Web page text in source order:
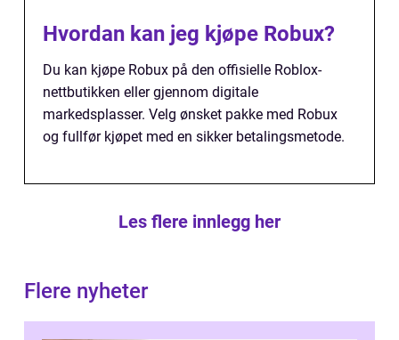
Hvordan kan jeg kjøpe Robux?
Du kan kjøpe Robux på den offisielle Roblox-
nettbutikken eller gjennom digitale
markedsplasser. Velg ønsket pakke med Robux
og fullfør kjøpet med en sikker betalingsmetode.
Les flere innlegg her
Flere nyheter